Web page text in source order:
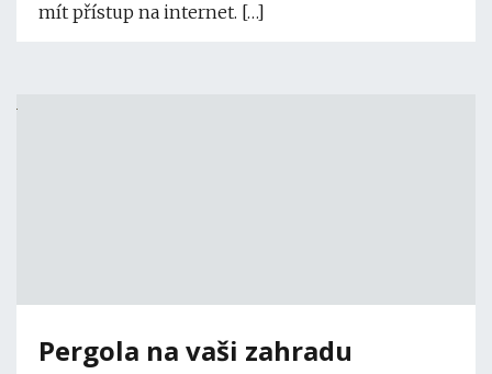
mít přístup na internet. […]
Pergola na vaši zahradu